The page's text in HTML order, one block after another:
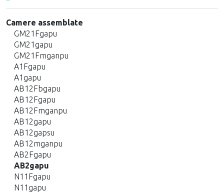
Camere assemblate
GM21Fgapu
GM21gapu
GM21Fmganpu
A1Fgapu
A1gapu
AB12Fbgapu
AB12Fgapu
AB12Fmganpu
AB12gapu
AB12gapsu
AB12mganpu
AB2Fgapu
AB2gapu
N11Fgapu
N11gapu